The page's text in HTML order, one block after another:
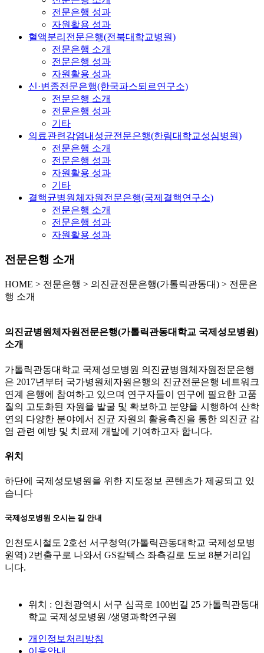
전문은행 성과
자원활용 성과
혈액분리전문은행(전북대학교병원)
전문은행 소개
전문은행 성과
자원활용 성과
신·변종전문은행(한국파스퇴르연구소)
전문은행 소개
전문은행 성과
기타
의료관련감염내성균전문은행(한림대학교성심병원)
전문은행 소개
전문은행 성과
자원활용 성과
기타
결핵균병원체자원전문은행(국제결핵연구소)
전문은행 소개
전문은행 성과
자원활용 성과
전문은행 소개
HOME > 전문은행 > 의진균전문은행(가톨릭관동대) > 전문은
행 소개
의진균병원체자원전문은행(가톨릭관동대학교 국제성모병원)
소개
가톨릭관동대학교 국제성모병원 의진균병원체자원전문은행
은 2017년부터 국가병원체자원은행의 진균전문은행 네트워크
연계 은행에 참여하고 있으며 연구자들이 연구에 필요한 고품
질의 고도화된 자원을 발굴 및 확보하고 분양을 시행하여 산학
연의 다양한 분야에서 진균 자원의 활용촉진을 통한 의진균 감
염 관련 예방 및 치료제 개발에 기여하고자 합니다.
위치
하단에 국제성모병원을 위한 지도정보 콘텐츠가 제공되고 있
습니다
국제성모병원 오시는 길 안내
인천도시철도 2호선 서구청역(가톨릭관동대학교 국제성모병
원역) 2번출구로 나와서 GS칼텍스 좌측길로 도보 8분거리입
니다.
위치 : 인천광역시 서구 심곡로 100번길 25 가톨릭관동대
학교 국제성모병원 /생명과학연구원
개인정보처리방침
이용안내